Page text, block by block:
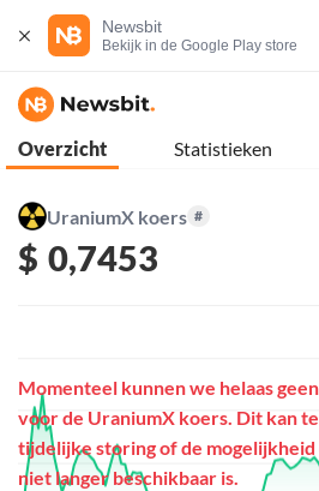
Newsbit
Bekijk in de Google Play store
Overzicht Statistieken
UraniumX koers #
$ 0,7453
Momenteel kunnen we helaas
voor de UraniumX koers. Dit kan
tijdelijke storing of de
niet langer beschikbaar is.